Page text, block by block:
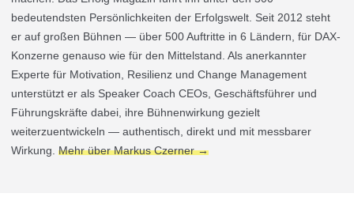
bedeutendsten Persönlichkeiten der Erfolgswelt. Seit 2012 steht
er auf großen Bühnen — über 500 Auftritte in 6 Ländern, für DAX-
Konzerne genauso wie für den Mittelstand. Als anerkannter
Experte für Motivation, Resilienz und Change Management
unterstützt er als Speaker Coach CEOs, Geschäftsführer und
Führungskräfte dabei, ihre Bühnenwirkung gezielt
weiterzuentwickeln — authentisch, direkt und mit messbarer
Wirkung. Mehr über Markus Czerner →